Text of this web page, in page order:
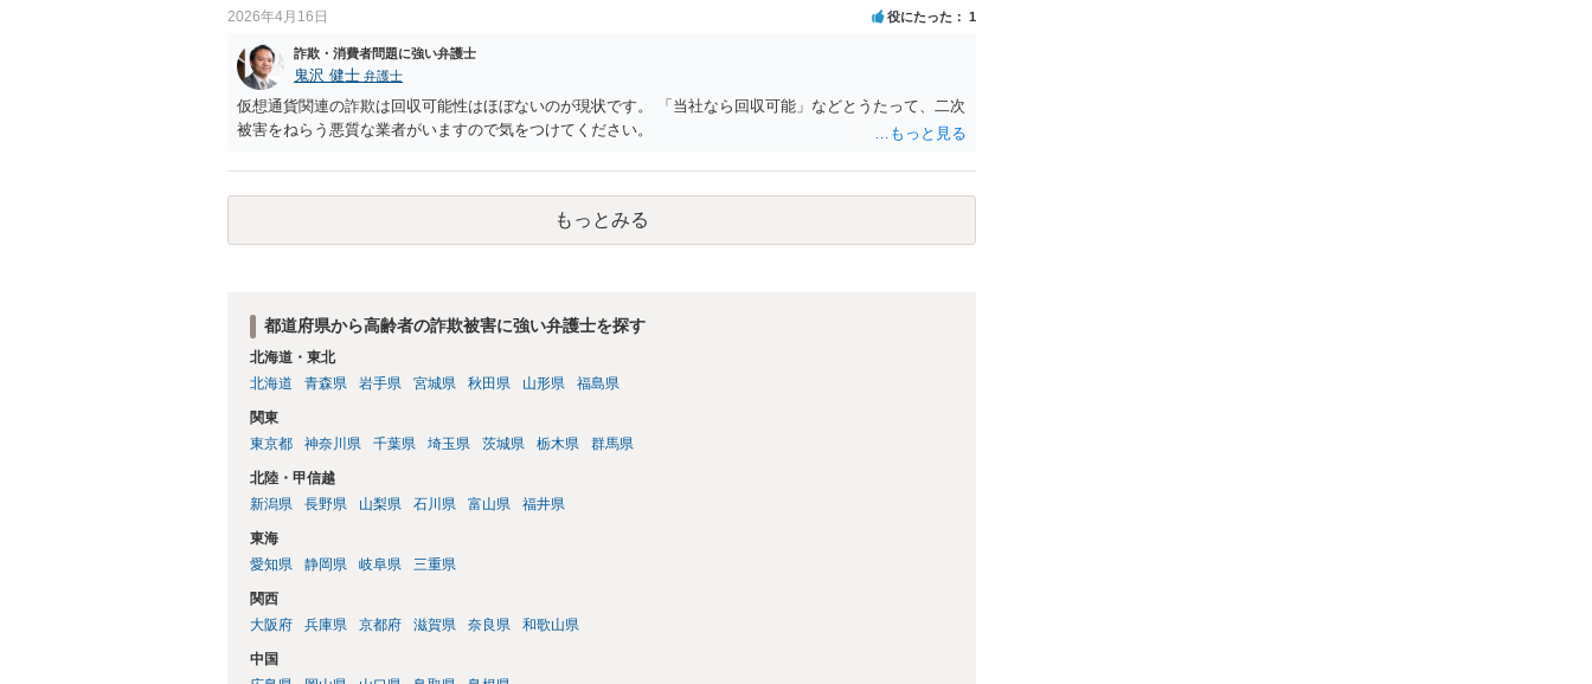
2026年4月16日 役にたった 1
詐欺・消費者問題に強い弁護士
鬼沢 健士 弁護士
仮想通貨関連の詐欺は回収可能性はほぼないのが現状です。 「当社なら回収可能」などとうたって、二次
被害をねらう悪質な業者がいますので気をつけてください。
もっとみる
都道府県から高齢者の詐欺被害に強い弁護士を探す
北海道・東北
北海道
青森県 岩手県 宮城県 秋田県 山形県 福島県
関東
東京都
神奈川県 千葉県 埼玉県 茨城県 栃木県 群馬県
北陸・甲信越
新潟県
長野県 山梨県 石川県 富山県 福井県
東海
愛知県
静岡県 岐阜県 三重県
関西
大阪府
兵庫県 京都府 滋賀県 奈良県 和歌山県
中国